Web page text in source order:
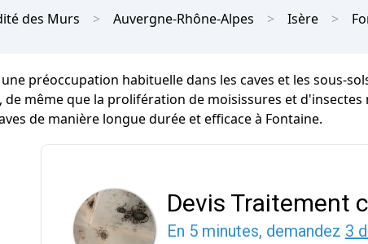
des Murs Auvergne-Rhône-Alpes Isère
préoccupation habituelle dans les caves et les sous-
de même que la prolifération de moisissures et
de manière longue durée et efficace à Fontaine.
Devis Traitement
En 5 minutes, demandez 3